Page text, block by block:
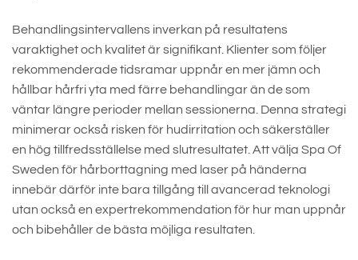
Behandlingsintervallens inverkan på resultatens
varaktighet och kvalitet är signifikant. Klienter som följer
rekommenderade tidsramar uppnår en mer jämn och
hållbar hårfri yta med färre behandlingar än de som
väntar längre perioder mellan sessionerna. Denna strategi
minimerar också risken för hudirritation och säkerställer
en hög tillfredsställelse med slutresultatet. Att välja Spa Of
Sweden för hårborttagning med laser på händerna
innebär därför inte bara tillgång till avancerad teknologi
utan också en expertrekommendation för hur man uppnår
och bibehåller de bästa möjliga resultaten.